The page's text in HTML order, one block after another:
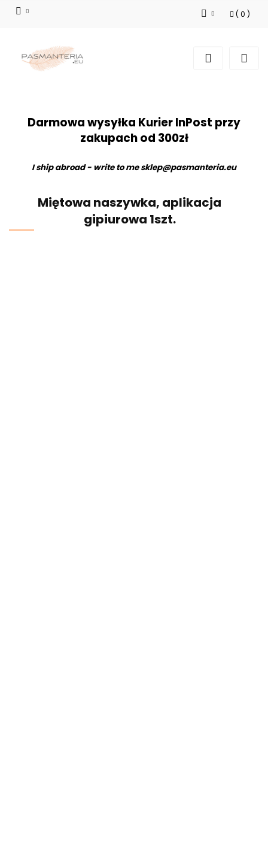
( 0 )
Darmowa wysyłka Kurier InPost przy
zakupach od 300zł
I ship abroad - write to mesklep@pasmanteria.eu
Miętowa naszywka, aplikacja
gipiurowa 1szt.